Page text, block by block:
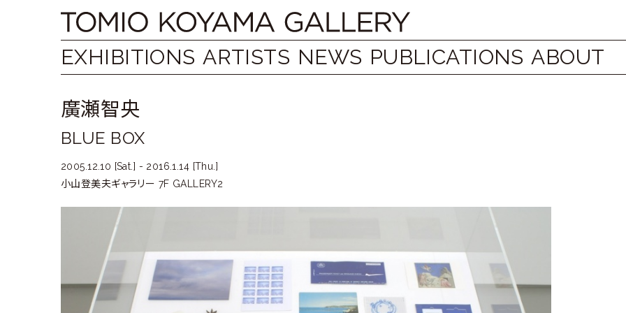
content
Tomio
Koyama
小
山
登
美
ャ
EXHIBITIONS ARTISTS NEWS PUBLICATIONS ABOUT
廣瀬智央
BLUE BOX
2005.12.10 [Sat.] - 2016.1.14 [Thu.]
小山登美夫ギャラリー 7F GALLERY2